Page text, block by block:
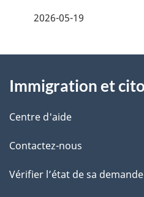
d
u
d
o
l
s
l
a
o
t
e
é
t
2026-05-19
propos
de
ce
site
Immigration et
Centre d'aide
Contactez-nous
Vérifier l’état de sa demande